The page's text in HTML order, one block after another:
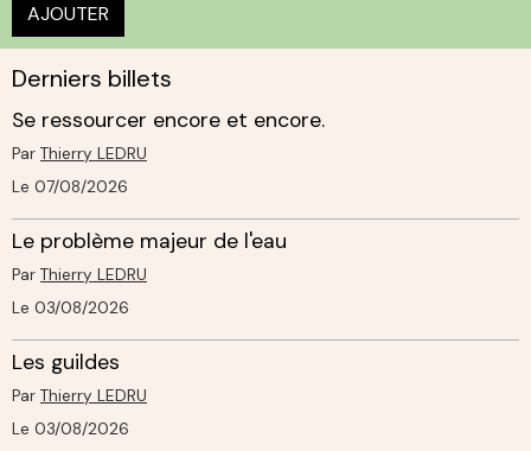
AJOUTER
Derniers billets
Se ressourcer encore et encore.
Par Thierry LEDRU
Le 07/08/2026
Le problème majeur de l'eau
Par Thierry LEDRU
Le 03/08/2026
Les guildes
Par Thierry LEDRU
Le 03/08/2026